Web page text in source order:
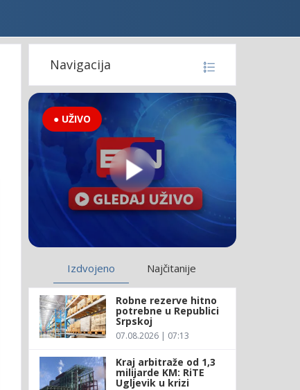
Navigacija
● UŽIVO
Izdvojeno Najčitanije
Robne rezerve hitno
potrebne u Republici
Srpskoj
07.08.2026 | 07:13
Kraj arbitraže od 1,3
milijarde KM: RiTE
Ugljevik u krizi